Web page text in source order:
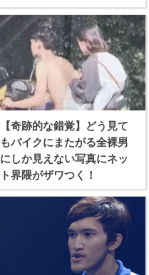
【奇跡的な錯覚】どう見て
もバイクにまたがる全裸男
にしか見えない写真にネッ
ト界隈がザワつく！